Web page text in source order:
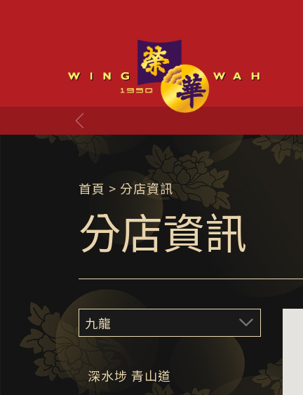
首頁 > 分店資訊
分店資訊
深水埗 青山道